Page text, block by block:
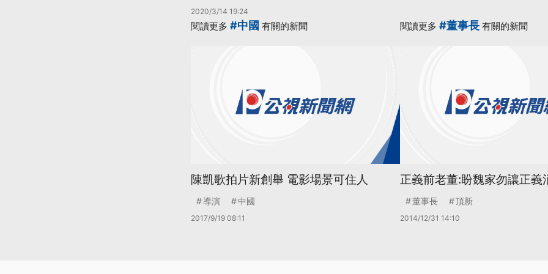
2020/3/14 19:24
閱讀更多 #中國 有關的新聞
陳凱歌拍片新創舉 電影場景可住人
導演 中國
2017/9/19 08:11
閱讀更多 #董事長 有關的新聞
正義前老董:盼魏家勿讓正義
董事長 頂新
2014/12/31 14:10